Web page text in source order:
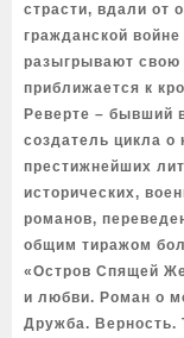
страсти, вдали от
гражданской
разыгрывают свою
приближается к
Реверте – бывший
создатель цикла о
престижнейших
исторических,
романов,
общим тиражом
«Остров Спящей
и любви. Роман о
Дружба. Верность.